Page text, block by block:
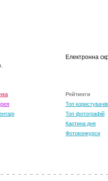
Електронна
Рейтинги
Топ користувачів
Топ фотографій
Картина дня
Фотоконкурси